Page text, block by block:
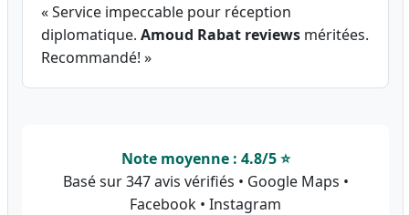
« Service impeccable pour réception
diplomatique. Amoud Rabat reviews méritées.
Recommandé! »
Note moyenne : 4.8/5 ⭐
Basé sur 347 avis vérifiés • Google Maps •
Facebook • Instagram